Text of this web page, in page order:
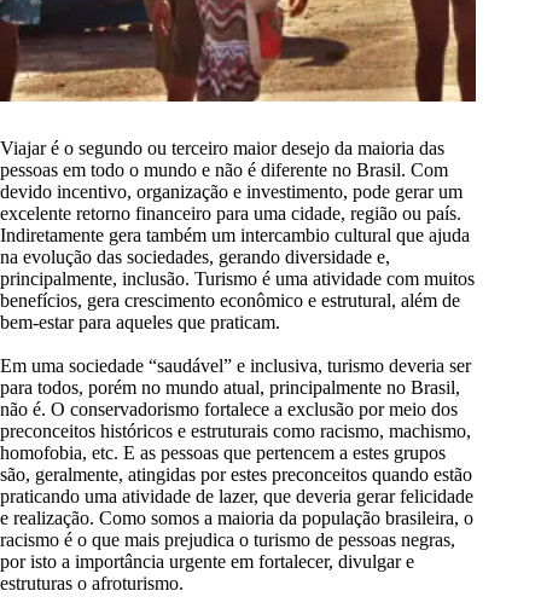
Viajar é o segundo ou terceiro maior desejo da maioria das
pessoas em todo o mundo e não é diferente no Brasil. Com
devido incentivo, organização e investimento, pode gerar um
excelente retorno financeiro para uma cidade, região ou país.
Indiretamente gera também um intercambio cultural que ajuda
na evolução das sociedades, gerando diversidade e,
principalmente, inclusão. Turismo é uma atividade com muitos
benefícios, gera crescimento econômico e estrutural, além de
bem-estar para aqueles que praticam.
Em uma sociedade “saudável” e inclusiva, turismo deveria ser
para todos, porém no mundo atual, principalmente no Brasil,
não é. O conservadorismo fortalece a exclusão por meio dos
preconceitos históricos e estruturais como racismo, machismo,
homofobia, etc. E as pessoas que pertencem a estes grupos
são, geralmente, atingidas por estes preconceitos quando estão
praticando uma atividade de lazer, que deveria gerar felicidade
e realização. Como somos a maioria da população brasileira, o
racismo é o que mais prejudica o turismo de pessoas negras,
por isto a importância urgente em fortalecer, divulgar e
estruturas o afroturismo.